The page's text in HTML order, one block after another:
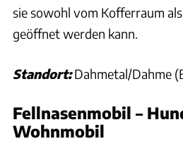
sie sowohl vom Kofferraum
geöffnet werden kann.
Standort:Dahmetal/Dahme
Fellnasenmobil –
Wohnmobil